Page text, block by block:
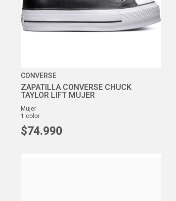
CONVERSE
ZAPATILLA CONVERSE CHUCK
TAYLOR LIFT MUJER
mujer
1 color
$74.990